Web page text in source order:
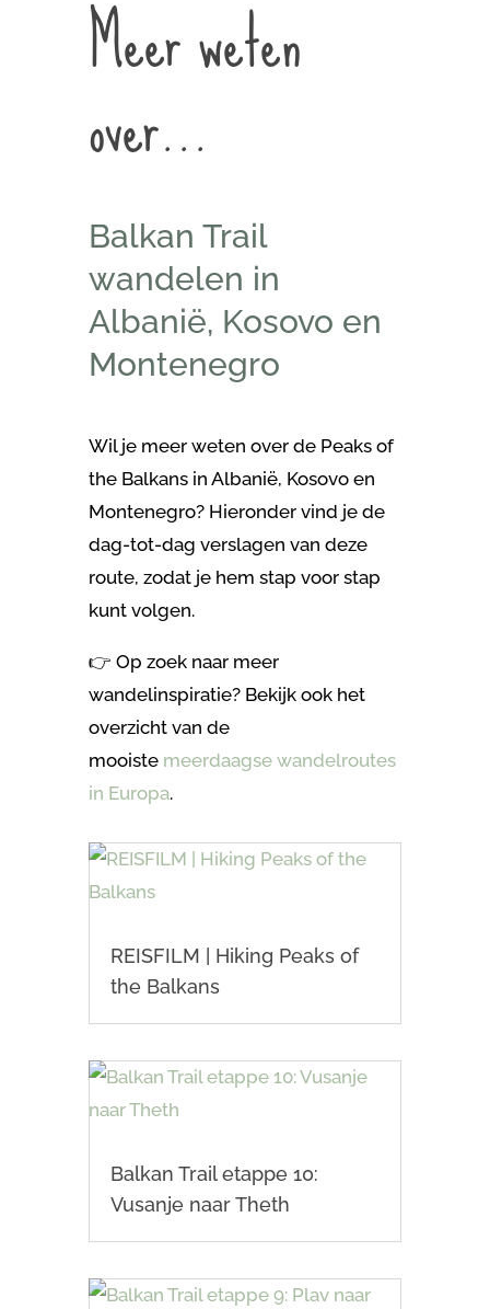
Meer weten
over…
Balkan Trail
wandelen in
Albanië, Kosovo en
Montenegro
Wil je meer weten over de Peaks of
the Balkans in Albanië, Kosovo en
Montenegro? Hieronder vind je de
dag-tot-dag verslagen van deze
route, zodat je hem stap voor stap
kunt volgen.
👉 Op zoek naar meer
wandelinspiratie? Bekijk ook het
overzicht van de
mooiste meerdaagse wandelroutes
in Europa.
REISFILM | Hiking Peaks of
the Balkans
Balkan Trail etappe 10:
Vusanje naar Theth